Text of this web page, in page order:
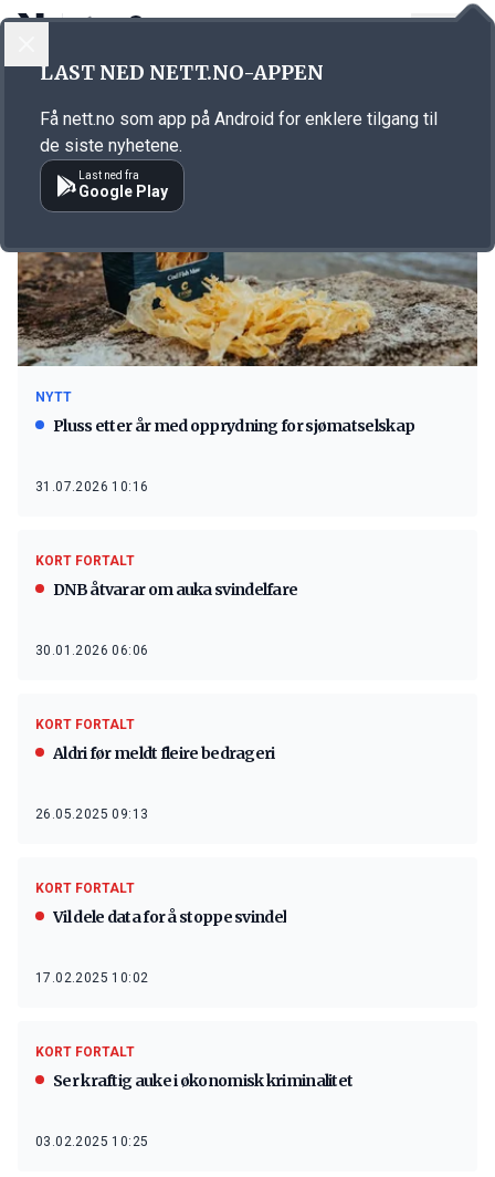
Emne: svindel
NYTT
Pluss etter år med opprydning for sjømatselskap
31.07.2026 10:16
KORT FORTALT
DNB åtvarar om auka svindelfare
30.01.2026 06:06
KORT FORTALT
Aldri før meldt fleire bedrageri
26.05.2025 09:13
KORT FORTALT
Vil dele data for å stoppe svindel
17.02.2025 10:02
KORT FORTALT
Ser kraftig auke i økonomisk kriminalitet
03.02.2025 10:25
LAST NED NETT.NO-APPEN
Få nett.no som app på Android for enklere tilgang til
de siste nyhetene.
Last ned fra
Google Play